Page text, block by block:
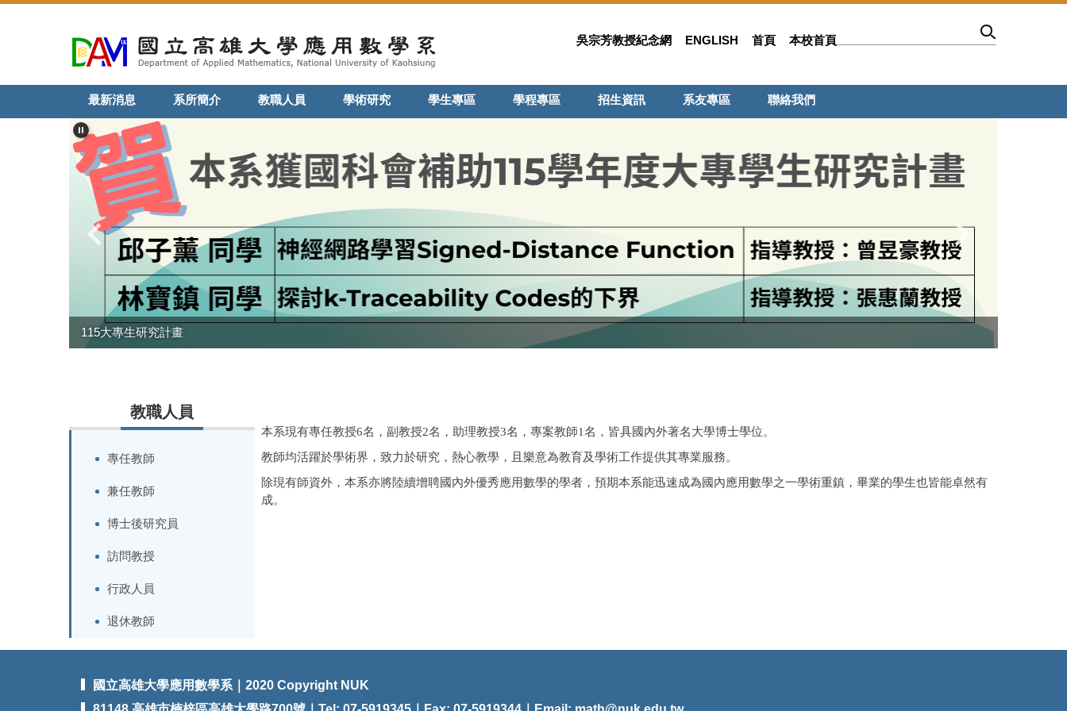
內
區
吳宗芳教授紀念網 ENGLISH 首頁 本校首頁
最新消息 系所簡介 教職人員 學術研究 學生專區 學程專區 招生資訊 系友專區 聯絡我們
115大專生研究計畫
教職人員
專任教師
兼任教師
博士後研究員
訪問教授
行政人員
退休教師
本系現有專任教授6名，副教授2名，助理教授3名，專案教師1名，皆具國內外著名大學博士學位。
教師均活躍於學術界，致力於研究，熱心教學，且樂意為教育及學術工作提供其專業服務。
除現有師資外，本系亦將陸續增聘國內外優秀應用數學的學者，預期本系能迅速成為國內應用數學之一學術重鎮，畢業的學生也皆能卓然有
成。
國立高雄大學應用數學系｜2020 Copyright NUK